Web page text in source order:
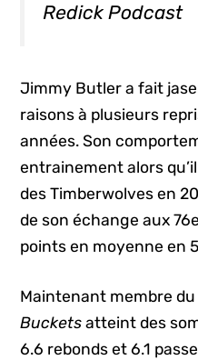
Redick Podcast
Jimmy Butler a fait
raisons à plusieurs
années. Son
entrainement alors
des Timberwolves en
de son échange aux
points en moyenne en
Maintenant membre
Buckets atteint des
6.6 rebonds et 6.1